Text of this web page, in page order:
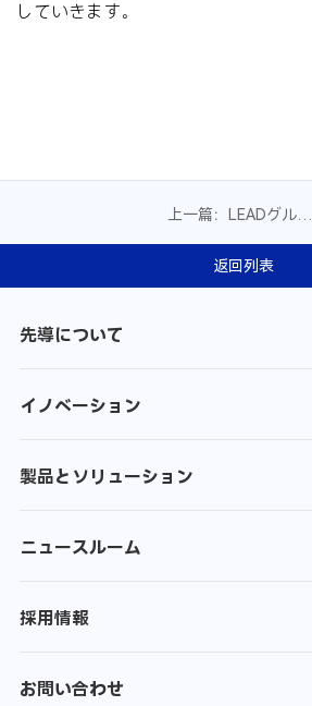
していきます。
上一篇：LEADグルー
ローバル・コンパク
トCEOラウンドテー
返回列表
先導について
イノベーション
製品とソリューション
ニュースルーム
採用情報
お問い合わせ